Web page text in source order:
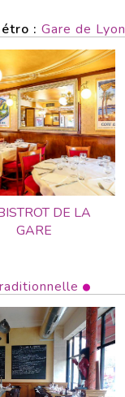
: Gare de Lyon
DE LA
GARE